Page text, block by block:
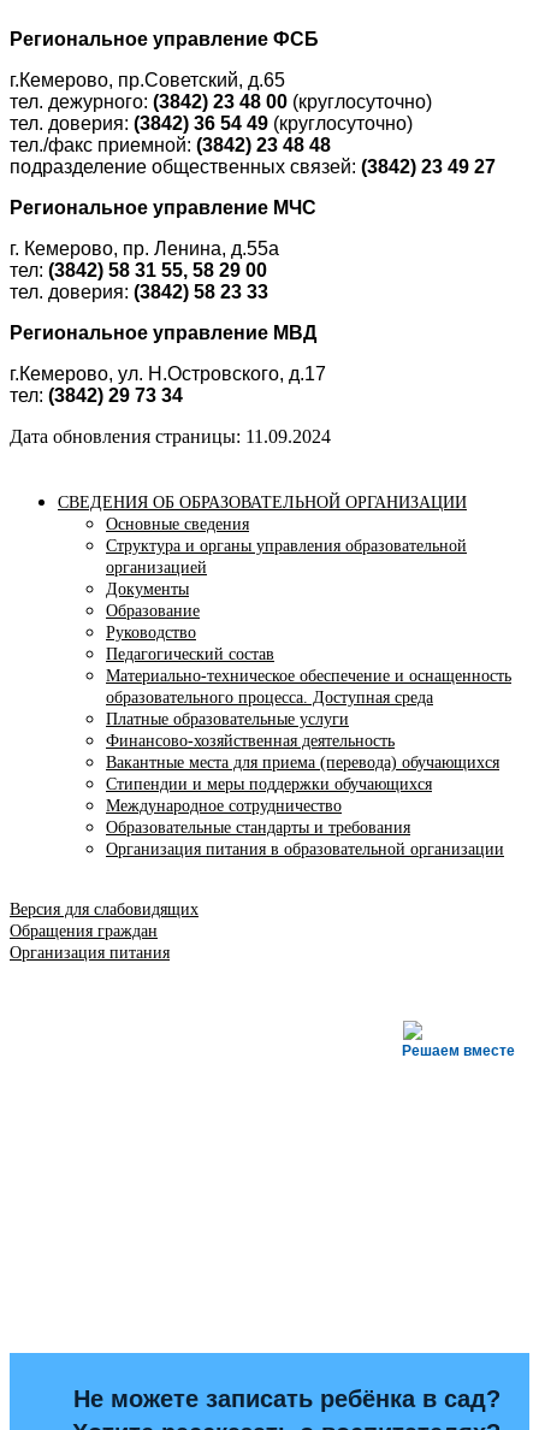
Региональное управление ФСБ
г.Кемерово, пр.Советский, д.65
тел. дежурного: (3842) 23 48 00 (круглосуточно)
тел. доверия: (3842) 36 54 49 (круглосуточно)
тел./факс приемной: (3842) 23 48 48
подразделение общественных связей: (3842) 23 49 27
Региональное управление МЧС
г. Кемерово, пр. Ленина, д.55а
тел: (3842) 58 31 55, 58 29 00
тел. доверия: (3842) 58 23 33
Региональное управление МВД
г.Кемерово, ул. Н.Островского, д.17
тел: (3842) 29 73 34
Дата обновления страницы: 11.09.2024
СВЕДЕНИЯ ОБ ОБРАЗОВАТЕЛЬНОЙ ОРГАНИЗАЦИИ
Основные сведения
Структура и органы управления образовательной
организацией
Документы
Образование
Руководство
Педагогический состав
Материально-техническое обеспечение и оснащенность
образовательного процесса. Доступная среда
Платные образовательные услуги
Финансово-хозяйственная деятельность
Вакантные места для приема (перевода) обучающихся
Стипендии и меры поддержки обучающихся
Международное сотрудничество
Образовательные стандарты и требования
Организация питания в образовательной организации
Версия для слабовидящих
Обращения граждан
Организация питания
Решаем вместе
Не можете записать ребёнка в сад?